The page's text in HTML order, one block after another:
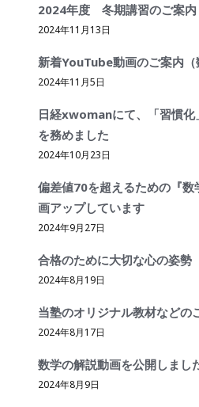
2024年度 冬期講習のご案内
2024年11月13日
新着YouTube動画のご案内（
2024年11月5日
日経xwomanにて、「習慣化
を務めました
2024年10月23日
偏差値70を超えるための『
画アップしています
2024年9月27日
合格のために大切な心の姿勢
2024年8月19日
当塾のオリジナル教材などの
2024年8月17日
数学の解説動画を公開しまし
2024年8月9日